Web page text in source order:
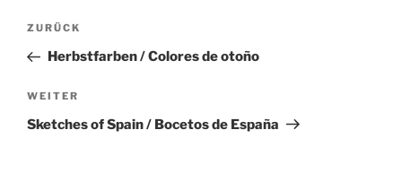
Beitragsnavigation
Vorheriger
Beitrag
ZURÜCK
Herbstfarben / Colores de otoño
Nächster
Beitrag
WEITER
Sketches of Spain / Bocetos de España